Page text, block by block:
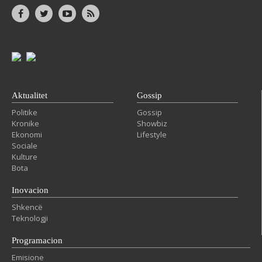
Aktualitet
Politike
Kronike
Ekonomi
Sociale
Kulture
Bota
Gossip
Gossip
Showbiz
Lifestyle
Inovacion
Shkencë
Teknologji
Programacion
Emisione